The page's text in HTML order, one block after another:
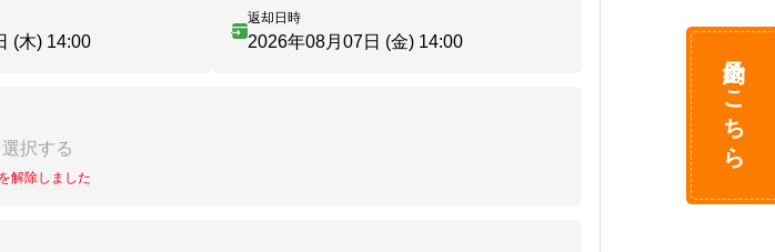
(木) 14:00
返却日時
2026年08月07日 (金) 14:00
択する
解除しました
予約はこちら